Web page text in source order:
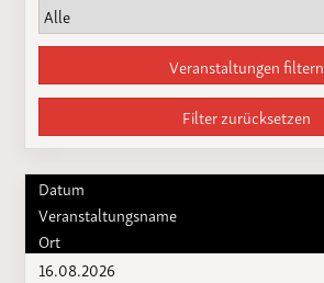
Veranstaltungen filtern
Filter zurücksetzen
Datum
Veranstaltungsname
Ort
16.08.2026